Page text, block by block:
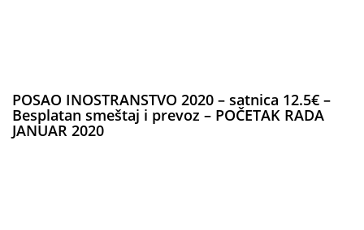
POSAO INOSTRANSTVO 2020 – satnica 12.5€ –
Besplatan smeštaj i prevoz – POČETAK RADA
JANUAR 2020